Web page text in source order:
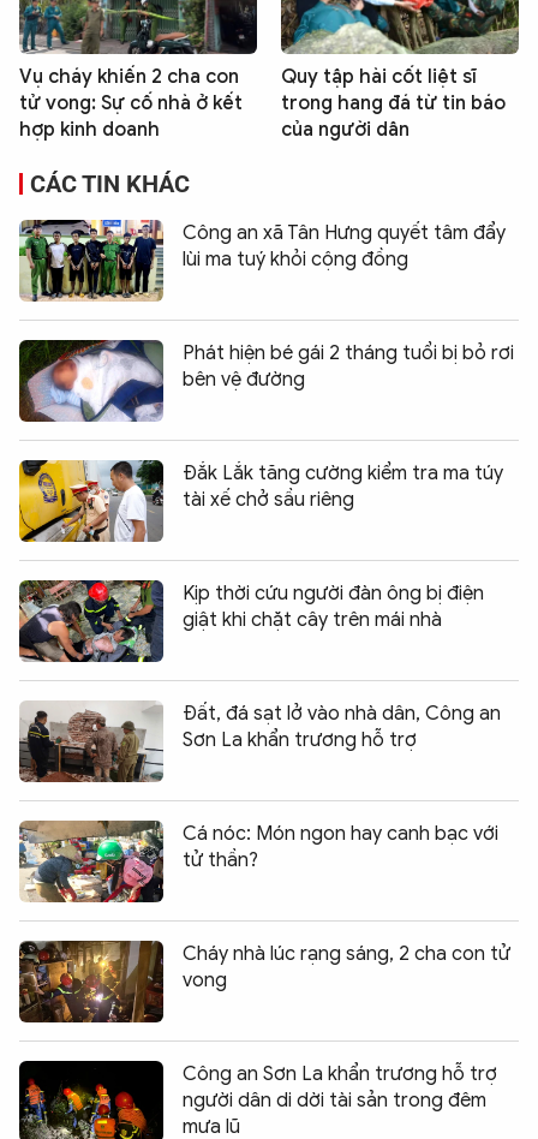
Vụ cháy khiến 2 cha con
tử vong: Sự cố nhà ở kết
hợp kinh doanh
Quy tập hài cốt liệt sĩ
trong hang đá từ tin báo
của người dân
CÁC TIN KHÁC
Công an xã Tân Hưng quyết tâm đẩy
lùi ma tuý khỏi cộng đồng
Phát hiện bé gái 2 tháng tuổi bị bỏ rơi
bên vệ đường
Đắk Lắk tăng cường kiểm tra ma túy
tài xế chở sầu riêng
Kịp thời cứu người đàn ông bị điện
giật khi chặt cây trên mái nhà
Đất, đá sạt lở vào nhà dân, Công an
Sơn La khẩn trương hỗ trợ
Cá nóc: Món ngon hay canh bạc với
tử thần?
Cháy nhà lúc rạng sáng, 2 cha con tử
vong
Công an Sơn La khẩn trương hỗ trợ
người dân di dời tài sản trong đêm
mưa lũ